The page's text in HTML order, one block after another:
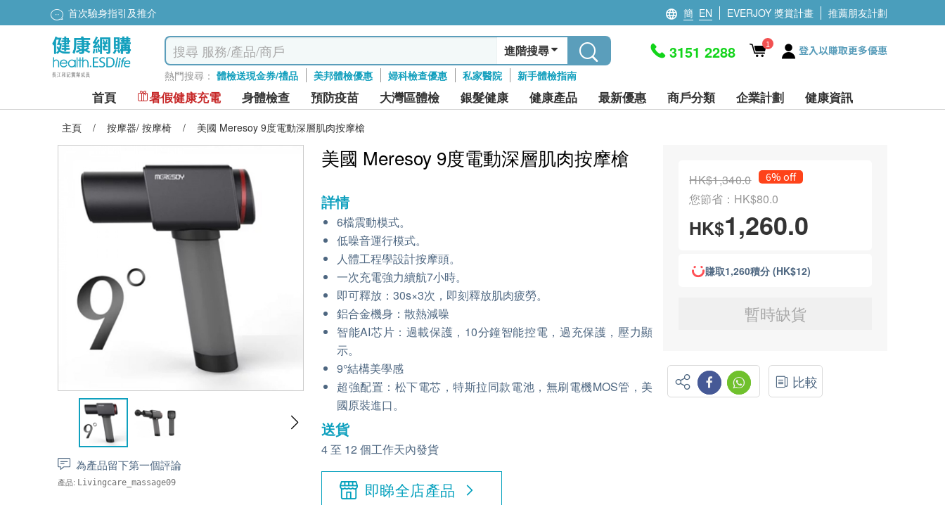
首次驗身指引及推介 簡 EN EVERJOY 獎賞計畫 推薦朋友計劃
進階搜尋
熱門搜尋： 體檢送現金券/禮品 美邦體檢優惠 婦科檢查優惠 私家醫院 新手體檢指南
3151 2288 1 登入以賺取更多優惠
首頁 暑假健康充電 身體檢查 預防疫苗 大灣區體檢 銀髮健康 健康產品 最新優惠 商戶分類 企業計劃 健康資訊
主頁 / 按摩器/ 按摩椅 / 美國 Meresoy 9度電動深層肌肉按摩槍
為產品留下第一個評論
產品: Livingcare_massage09
美國 Meresoy 9度電動深層肌肉按摩槍
詳情
6檔震動模式。
低噪音運行模式。
人體工程學設計按摩頭。
一次充電強力續航7小時。
即可釋放：30s×3次，即刻釋放肌肉疲勞。
鋁合金機身：散熱減噪
智能AI芯片：過載保護，10分鐘智能控電，過充保護，壓力顯
示。
9°結構美學感
超強配置：松下電芯，特斯拉同款電池，無刷電機MOS管，美
國原裝進口。
送貨
4 至 12 個工作天內發貨
即睇全店產品
HK$1,340.0 6% off
您節省：HK$80.0
HK$1,260.0
賺取1,260積分 (HK$12)
暫時缺貨
比較